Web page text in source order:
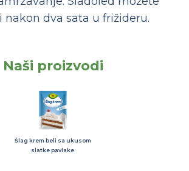
nakon dva sata u frižideru.
Naši proizvodi
Šlag krem beli sa ukusom
slatke pavlake